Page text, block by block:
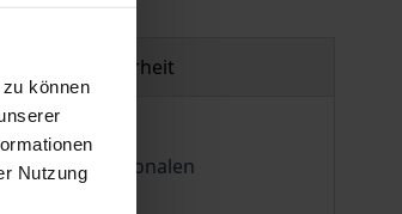
können
Nutzung
Produktsicherheit
vom Nationalen